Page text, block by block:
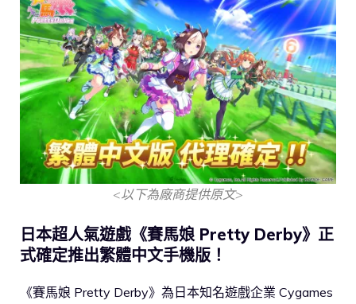
<以下為廠商提供原文>
日本超人氣遊戲《賽馬娘 Pretty Derby》正
式確定推出繁體中文手機版！
《賽馬娘 Pretty Derby》為日本知名遊戲企業 Cygames